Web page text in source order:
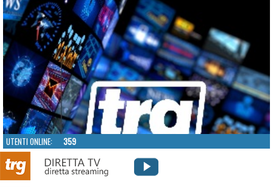
UTENTI ONLINE: 359